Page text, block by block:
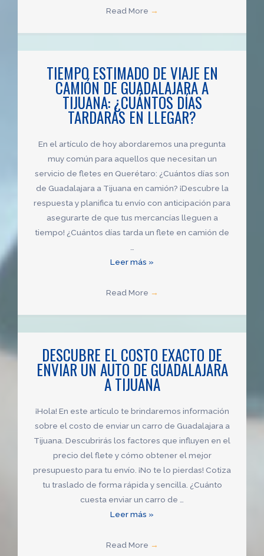
opciones
de
avión
de
Guadalajara
a
Tijuana:
¿Cuánto
cuesta
volar
entre
estas
ciudades?
Read More →
TIEMPO ESTIMADO DE VIAJE EN
CAMIÓN DE GUADALAJARA A
TIJUANA: ¿CUÁNTOS DÍAS
TARDARÁS EN LLEGAR?
En el artículo de hoy abordaremos una pregunta
muy común para aquellos que necesitan un
servicio de fletes en Querétaro: ¿Cuántos días son
de Guadalajara a Tijuana en camión? ¡Descubre la
respuesta y planifica tu envío con anticipación para
asegurarte de que tus mercancías lleguen a
tiempo! ¿Cuántos días tarda un flete en camión de
Tiempo
de
camión
de
Guadalajara
a
Tijuana:
¿Cuántos
días
tardarás
en
llegar?
Leer más »
Read More →
DESCUBRE EL COSTO EXACTO DE
ENVIAR UN AUTO DE GUADALAJARA
A TIJUANA
¡Hola! En este artículo te brindaremos información
sobre el costo de enviar un carro de Guadalajara a
Tijuana. Descubrirás los factores que influyen en el
precio del flete y cómo obtener el mejor
presupuesto para tu envío. ¡No te lo pierdas! Cotiza
tu traslado de forma rápida y sencilla. ¿Cuánto
cuesta enviar un carro de …
Descubre
costo
Leer más »
Read More →